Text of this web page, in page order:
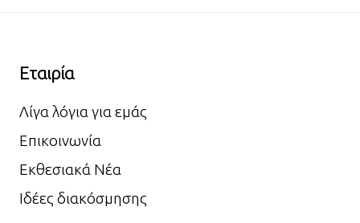
Εταιρία
Λίγα λόγια για εμάς
Επικοινωνία
Εκθεσιακά Νέα
Ιδέες διακόσμησης